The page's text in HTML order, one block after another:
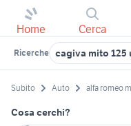
Home Cerca
Ricerche cagiva mito 125
Subito Auto alfa romeo
Cosa cerchi?